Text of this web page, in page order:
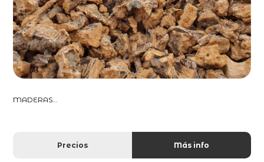
MADERAS...
Precios Más info